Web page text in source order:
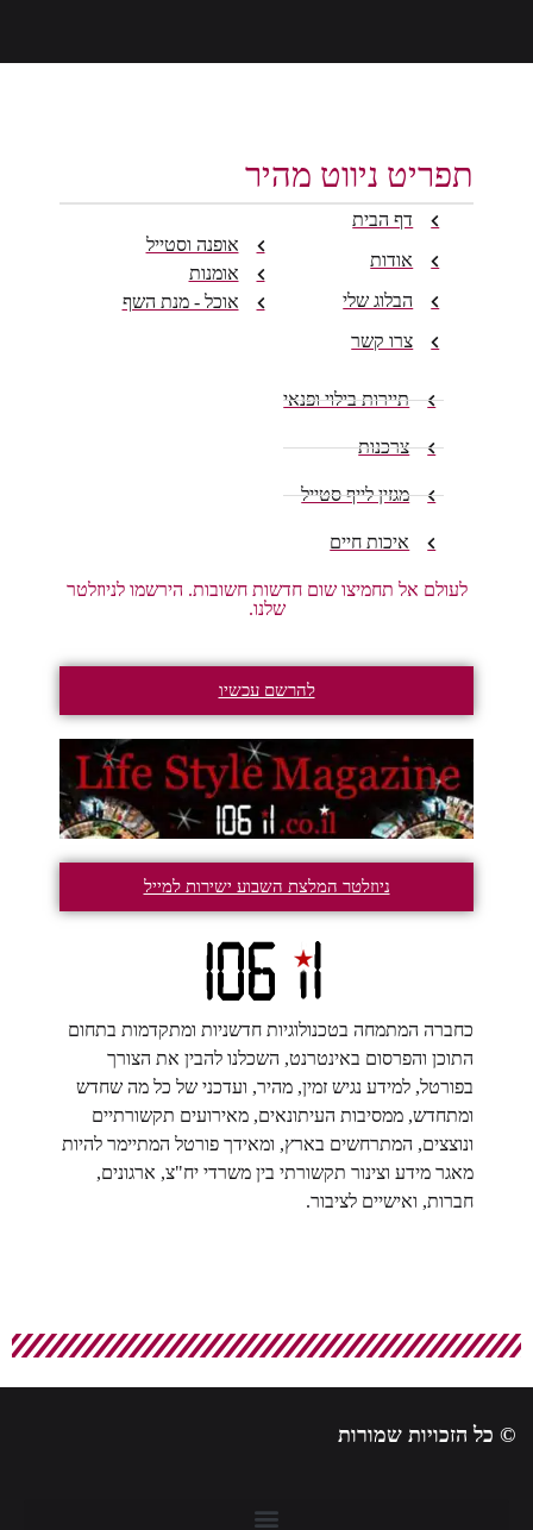
תפריט ניווט מהיר
דף הבית
אודות
הבלוג שלי
צרו קשר
אופנה וסטייל
אומנות
אוכל - מנת השף
תיירות בילוי ופנאי
צרכנות
מגזין לייף סטייל
איכות חיים
לעולם אל תחמיצו שום חדשות חשובות. הירשמו לניוזלטר
שלנו.
להרשם עכשיו
ניוזלטר המלצת השבוע ישירות למייל
כחברה המתמחה בטכנולוגיות חדשניות ומתקדמות בתחום
התוכן והפרסום באינטרנט, השכלנו להבין את הצורך
בפורטל, למידע נגיש זמין, מהיר, ועדכני של כל מה שחדש
ומתחדש, ממסיבות העיתונאים, מאירועים תקשורתיים
ונוצצים, המתרחשים בארץ, ומאידך פורטל המתיימר להיות
מאגר מידע וצינור תקשורתי בין משרדי יח"צ, ארגונים,
חברות, ואישיים לציבור.
© כל הזכויות שמורות